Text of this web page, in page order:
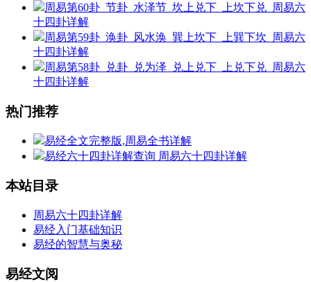
周易第60卦_节卦_水泽节_坎上兑下_上坎下兑_周易六
十四卦详解
周易第59卦_涣卦_风水涣_巽上坎下_上巽下坎_周易六
十四卦详解
周易第58卦_兑卦_兑为泽_兑上兑下_上兑下兑_周易六
十四卦详解
热门推荐
易经全文完整版,周易全书详解
易经六十四卦详解查询 周易六十四卦详解
本站目录
周易六十四卦详解
易经入门基础知识
易经的智慧与奥秘
易经文阅